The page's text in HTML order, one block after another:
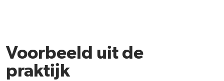
Voorbeeld uit de
praktijk